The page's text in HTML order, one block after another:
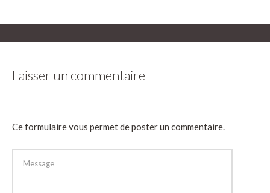
Laisser un commentaire
Ce formulaire vous permet de poster un commentaire.